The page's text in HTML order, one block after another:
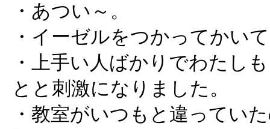
・あつい～。
・イーゼルをつかってかい
・上手い人ばかりでわたし
とと刺激になりました。
・教室がいつもと違ってい